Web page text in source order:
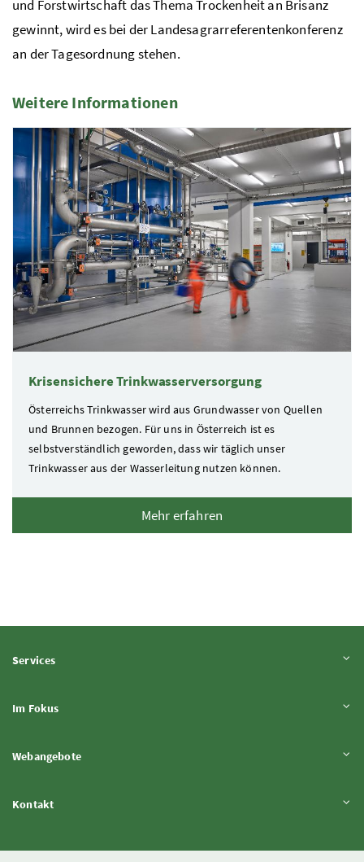
und Forstwirtschaft das Thema Trockenheit an Brisanz
gewinnt, wird es bei der Landesagrarreferentenkonferenz
an der Tagesordnung stehen.
Weitere Informationen
1 Elemente
Krisensichere Trinkwasserversorgung
Österreichs Trinkwasser wird aus Grundwasser von Quellen
und Brunnen bezogen. Für uns in Österreich ist es
selbstverständlich geworden, dass wir täglich unser
Trinkwasser aus der Wasserleitung nutzen können.
Mehr erfahren
ServicesInhalt aufklappen
Im FokusInhalt aufklappen
WebangeboteInhalt aufklappen
KontaktInhalt aufklappen